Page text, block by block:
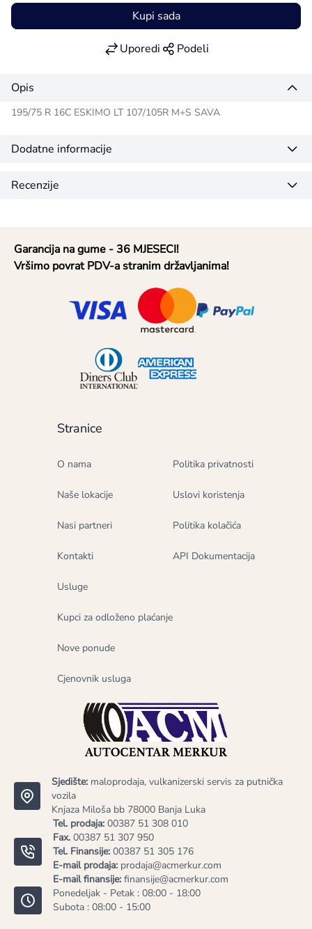
Kupi sada
Uporedi Podeli
Opis
195/75 R 16C ESKIMO LT 107/105R M+S SAVA
Dodatne informacije
Recenzije
Sjedište: maloprodaja, vulkanizerski servis za putnička
vozila
Knjaza Miloša bb 78000 Banja Luka
Tel. prodaja: 00387 51 308 010
Fax. 00387 51 307 950
Tel. Finansije: 00387 51 305 176
E-mail prodaja: prodaja@acmerkur.com
E-mail finansije: finansije@acmerkur.com
Ponedeljak - Petak : 08:00 - 18:00
Subota : 08:00 - 15:00
Stranice
O nama
Naše lokacije
Nasi partneri
Kontakti
Usluge
Kupci za odloženo plaćanje
Nove ponude
Cjenovnik usluga
Politika privatnosti
Uslovi koristenja
Politika kolačića
API Dokumentacija
Garancija na gume - 36 MJESECI!
Vršimo povrat PDV-a stranim državljanima!